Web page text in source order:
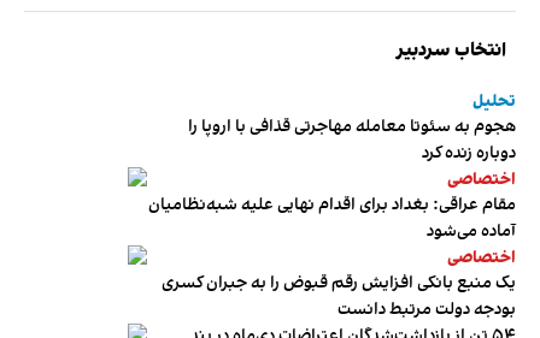
انتخاب سردبیر
تحلیل
هجوم به سئوتا معامله مهاجرتی قذافی با اروپا را
دوباره زنده کرد
اختصاصی
مقام عراقی: بغداد برای اقدام نهایی علیه شبه‌نظامیان
آماده می‌شود
اختصاصی
یک منبع بانکی افزایش رقم قبوض را به جبران کسری
بودجه دولت مرتبط دانست